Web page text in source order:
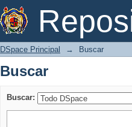
Buscar
DSpace Principal → Buscar
Buscar
Buscar: